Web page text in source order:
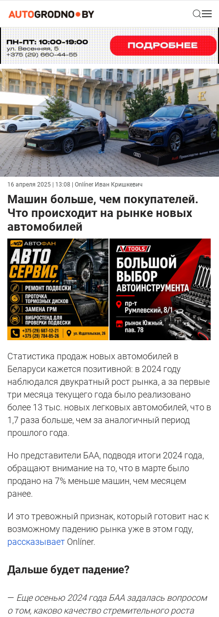
16 апреля 2025 | 13:08 | Onlíner Иван Кришкевич
Машин больше, чем покупателей.
Что происходит на рынке новых
автомобилей
Статистика продаж новых автомобилей в
Беларуси кажется позитивной: в 2024 году
наблюдался двукратный рост рынка, а за первые
три месяца текущего года было реализовано
более 13 тыс. новых легковых автомобилей, что в
1,7 раза больше, чем за аналогичный период
прошлого года.
Но представители БАА, подводя итоги 2024 года,
обращают внимание на то, что в марте было
продано на 7% меньше машин, чем месяцем
ранее.
И это тревожный признак, который готовит нас к
возможному падению рынка уже в этом году,
рассказывает Onlíner.
Дальше будет падение?
— Еще осенью 2024 года БАА задалась вопросом
о том, каково качество стремительного роста